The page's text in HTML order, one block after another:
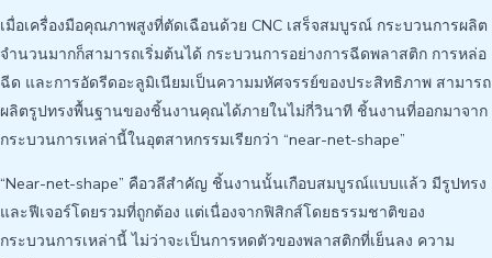
เมื่อเครื่องมือคุณภาพสูงที่ตัดเฉือนด้วย CNC เสร็จสมบูรณ์ กระบวนการผลิต
จำนวนมากก็สามารถเริ่มต้นได้ กระบวนการอย่างการฉีดพลาสติก การหล่อ
ฉีด และการอัดรีดอะลูมิเนียมเป็นความมหัศจรรย์ของประสิทธิภาพ สามารถ
ผลิตรูปทรงพื้นฐานของชิ้นงานคุณได้ภายในไม่กี่วินาที ชิ้นงานที่ออกมาจาก
กระบวนการเหล่านี้ในอุตสาหกรรมเรียกว่า “near-net-shape”
“Near-net-shape” คือวลีสำคัญ ชิ้นงานนั้นเกือบสมบูรณ์แบบแล้ว มีรูปทรง
และฟีเจอร์โดยรวมที่ถูกต้อง แต่เนื่องจากฟิสิกส์โดยธรรมชาติของ
กระบวนการเหล่านี้ ไม่ว่าจะเป็นการหดตัวของพลาสติกที่เย็นลง ความ